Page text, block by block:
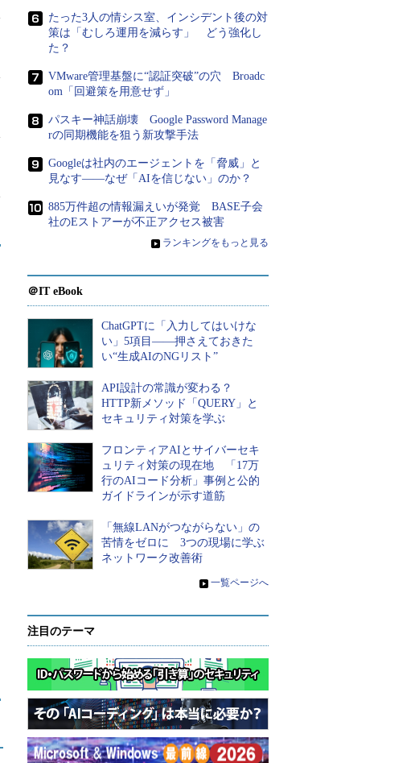
たった3人の情シス室、インシデント後の対
策は「むしろ運用を減らす」 どう強化し
た？
VMware管理基盤に“認証突破”の穴 Broadc
om「回避策を用意せず」
パスキー神話崩壊 Google Password Manage
rの同期機能を狙う新攻撃手法
Googleは社内のエージェントを「脅威」と
見なす――なぜ「AIを信じない」のか？
885万件超の情報漏えいが発覚 BASE子会
社のEストアーが不正アクセス被害
» ランキングをもっと見る
＠IT eBook
ChatGPTに「入力してはいけな
い」5項目――押さえておきた
い“生成AIのNGリスト”
API設計の常識が変わる？
HTTP新メソッド「QUERY」と
セキュリティ対策を学ぶ
フロンティアAIとサイバーセキ
ュリティ対策の現在地 「17万
行のAIコード分析」事例と公的
ガイドラインが示す道筋
「無線LANがつながらない」の
苦情をゼロに 3つの現場に学ぶ
ネットワーク改善術
» 一覧ページへ
注目のテーマ